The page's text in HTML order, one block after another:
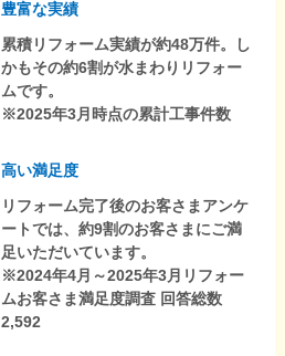
豊富な実績
累積リフォーム実績が約48万件。し
かもその約6割が水まわりリフォー
ムです。
※2025年3月時点の累計工事件数
高い満足度
リフォーム完了後のお客さまアンケ
ートでは、約9割のお客さまにご満
足いただいています。
※2024年4月～2025年3月リフォー
ムお客さま満足度調査 回答総数
2,592